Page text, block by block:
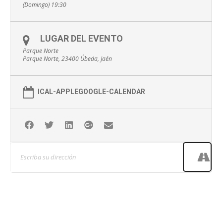
(Domingo) 19:30
LUGAR DEL EVENTO
Parque Norte
Parque Norte, 23400 Úbeda, Jaén
ICAL-APPLEGOOGLE-CALENDAR